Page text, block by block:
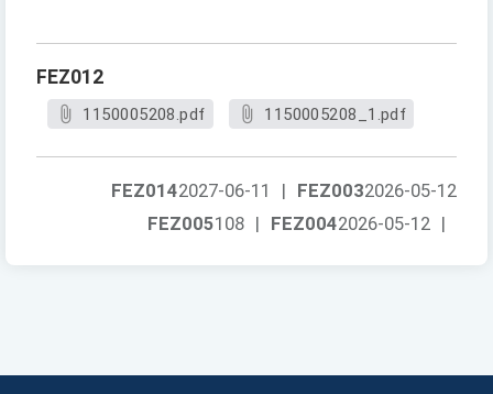
FEZ012
1150005208.pdf 1150005208_1.pdf
FEZ0032026-05-12
FEZ0142027-06-11
|
FEZ0042026-05-12 |
FEZ005108 |